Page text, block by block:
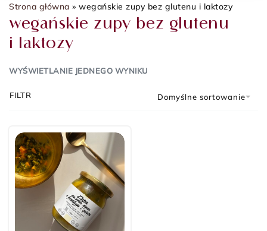
Strona główna » wegańskie zupy bez glutenu i laktozy
wegańskie zupy bez glutenu
i laktozy
WYŚWIETLANIE JEDNEGO WYNIKU
Domyślne sortowanie
FILTR